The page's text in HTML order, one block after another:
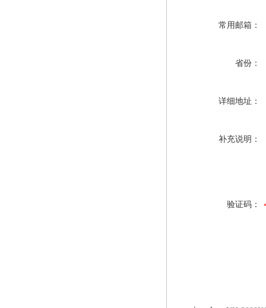
常用邮箱：
省份：
详细地址：
补充说明：
验证码：